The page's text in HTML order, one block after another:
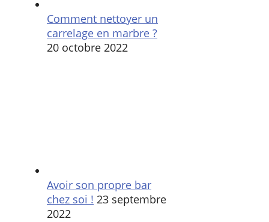
Comment nettoyer un
carrelage en marbre ?
20 octobre 2022
Avoir son propre bar
chez soi ! 23 septembre
2022